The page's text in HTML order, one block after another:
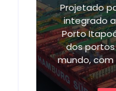
Projetado
integrado
Porto
dos
mundo,